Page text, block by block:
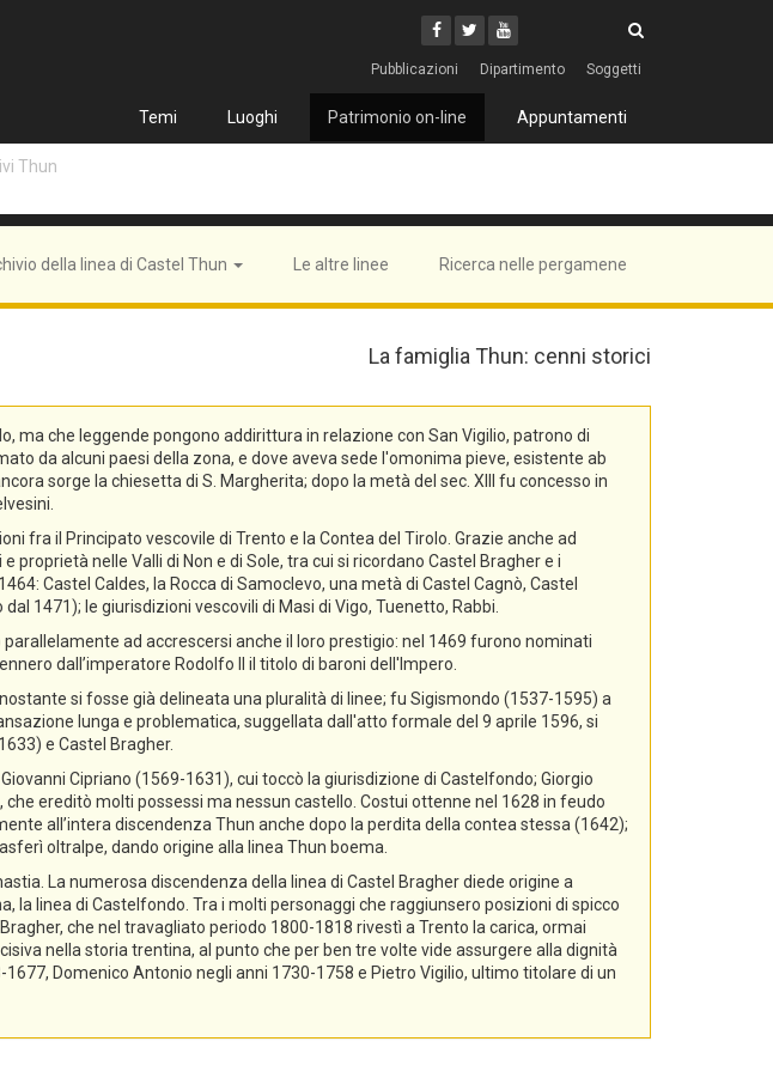
Facebook
Twitter
Youtube
Pubblicazioni Dipartimento Soggetti
Temi Luoghi Patrimonio on-line Appuntamenti
Thun
della linea di Castel Thun Le altre linee Ricerca nelle pergamene
La famiglia Thun: cenni storici
ma che leggende pongono addirittura in relazione con San Vigilio, patrono di
da alcuni paesi della zona, e dove aveva sede l'omonima pieve, esistente ab
sorge la chiesetta di S. Margherita; dopo la metà del sec. XIII fu concesso in
fra il Principato vescovile di Trento e la Contea del Tirolo. Grazie anche ad
nelle Valli di Non e di Sole, tra cui si ricordano Castel Bragher e i
Castel Caldes, la Rocca di Samoclevo, una metà di Castel Cagnò, Castel
1471); le giurisdizioni vescovili di Masi di Vigo, Tuenetto, Rabbi.
ad accrescersi anche il loro prestigio: nel 1469 furono nominati
dall’imperatore Rodolfo II il titolo di baroni dell'Impero.
si fosse già delineata una pluralità di linee; fu Sigismondo (1537-1595) a
lunga e problematica, suggellata dall'atto formale del 9 aprile 1596, si
e Castel Bragher.
Cipriano (1569-1631), cui toccò la giurisdizione di Castelfondo; Giorgio
ereditò molti possessi ma nessun castello. Costui ottenne nel 1628 in feudo
all’intera discendenza Thun anche dopo la perdita della contea stessa (1642);
oltralpe, dando origine alla linea Thun boema.
La numerosa discendenza della linea di Castel Bragher diede origine a
la linea di Castelfondo. Tra i molti personaggi che raggiunsero posizioni di spicco
che nel travagliato periodo 1800-1818 rivestì a Trento la carica, ormai
nella storia trentina, al punto che per ben tre volte vide assurgere alla dignità
Domenico Antonio negli anni 1730-1758 e Pietro Vigilio, ultimo titolare di un